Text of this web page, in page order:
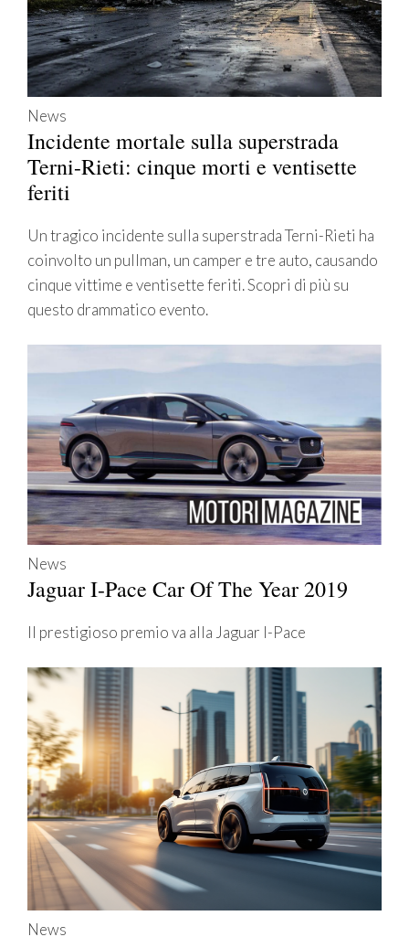
News
Incidente mortale sulla superstrada
Terni-Rieti: cinque morti e ventisette
feriti
Un tragico incidente sulla superstrada Terni-Rieti ha
coinvolto un pullman, un camper e tre auto, causando
cinque vittime e ventisette feriti. Scopri di più su
questo drammatico evento.
News
Jaguar I-Pace Car Of The Year 2019
Il prestigioso premio va alla Jaguar I-Pace
News